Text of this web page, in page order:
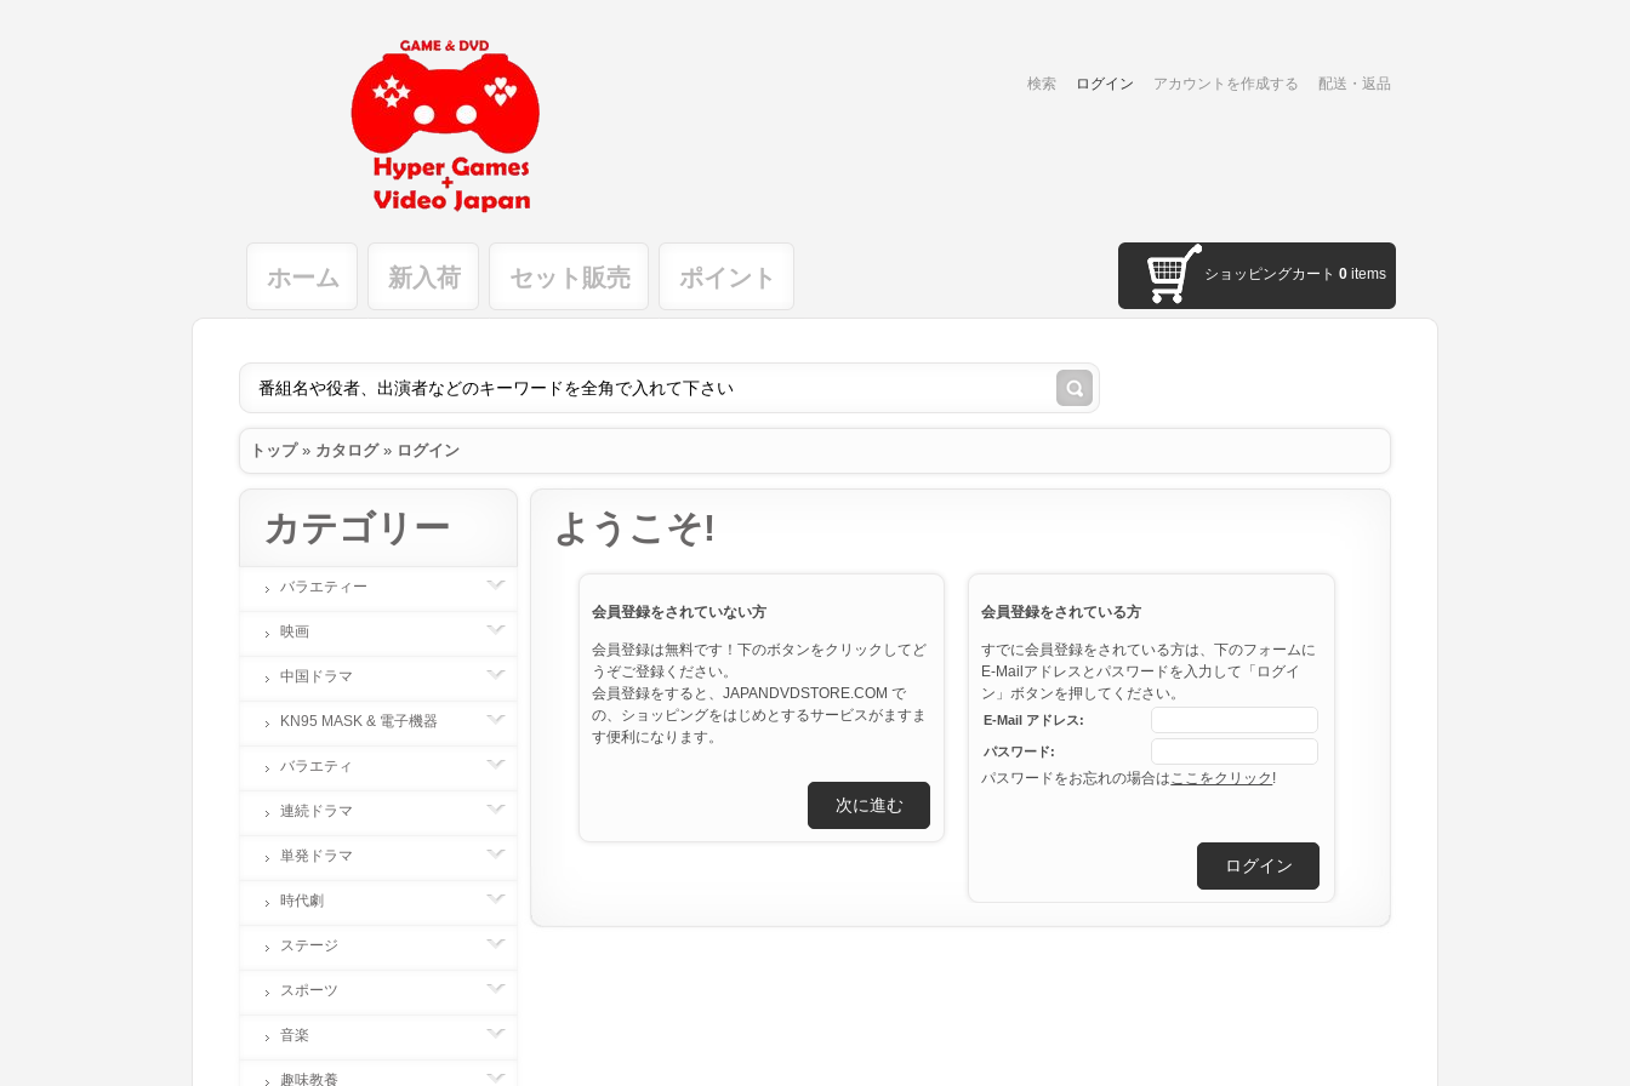
検索 ログイン アカウントを作成する 配送・返品
ホーム 新入荷 セット販売 ポイント ショッピングカート 0 items
トップ» カタログ» ログイン
ようこそ!
会員登録をされていない方
会員登録は無料です！下のボタンをクリックしてど
うぞご登録ください。
会員登録をすると、JAPANDVDSTORE.COM で
の、ショッピングをはじめとするサービスがますま
す便利になります。
次に進む
会員登録をされている方
すでに会員登録をされている方は、下のフォームに
E-Mailアドレスとパスワードを入力して「ログイ
ン」ボタンを押してください。
E-Mail アドレス:
パスワード:
パスワードをお忘れの場合はここをクリック !
ログイン
カテゴリー
バラエティー
映画
中国ドラマ
KN95 MASK & 電子機器
バラエティ
連続ドラマ
単発ドラマ
時代劇
ステージ
スポーツ
音楽
趣味教養